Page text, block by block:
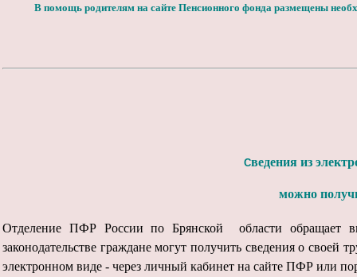
В помощь родителям на сайте Пенсионного фонда размещены
Сведения из
можно
Отделение ПФР России по Брянской области обращает
законодательстве граждане могут получить сведения о
электронном виде - через личный кабинет на сайте ПФР или